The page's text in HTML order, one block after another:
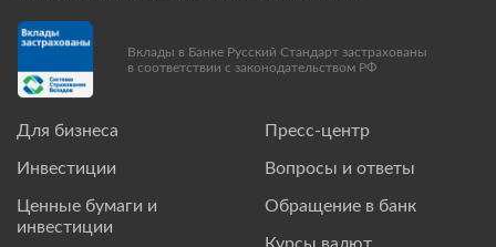
Для бизнеса
Инвестиции
Ценные бумаги и
инвестиции
Пресс-центр
Вопросы и ответы
Обращение в банк
Курсы валют
Вклады в Банке Русский Стандарт застрахованы
в соответствии с законодательством РФ